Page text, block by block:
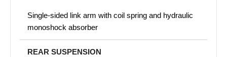
Single-sided link arm with coil spring and hydraulic
monoshock absorber
REAR SUSPENSION